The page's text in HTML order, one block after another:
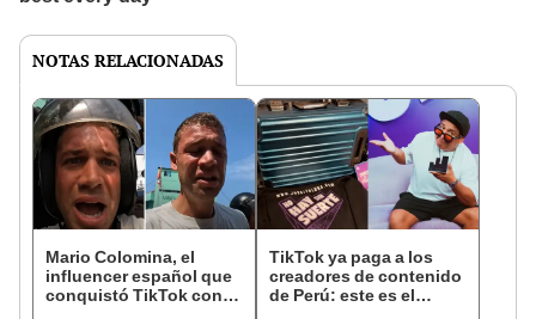
NOTAS RELACIONADAS
Mario Colomina, el
influencer español que
conquistó TikTok con
TikTok ya paga a los
creadores de contenido
de Perú: este es el